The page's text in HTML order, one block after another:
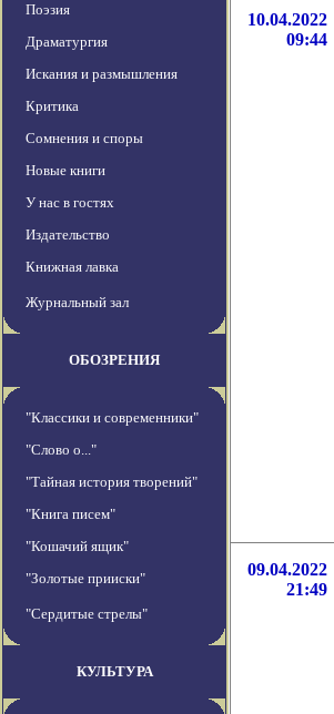
Поэзия
Драматургия
Искания и размышления
Критика
Сомнения и споры
Новые книги
У нас в гостях
Издательство
Книжная лавка
Журнальный зал
ОБОЗРЕНИЯ
"Классики и современники"
"Слово о..."
"Тайная история творений"
"Книга писем"
"Кошачий ящик"
"Золотые прииски"
"Сердитые стрелы"
КУЛЬТУРА
10.04.2022
09:44
09.04.2022
21:49